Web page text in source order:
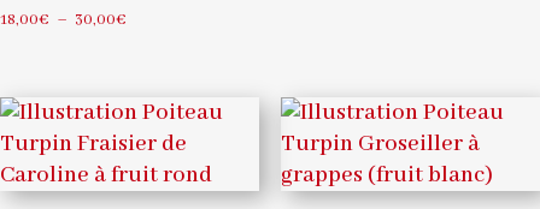
18,00€ – 30,00€
18,00€
à
30,00€
à
30,00€